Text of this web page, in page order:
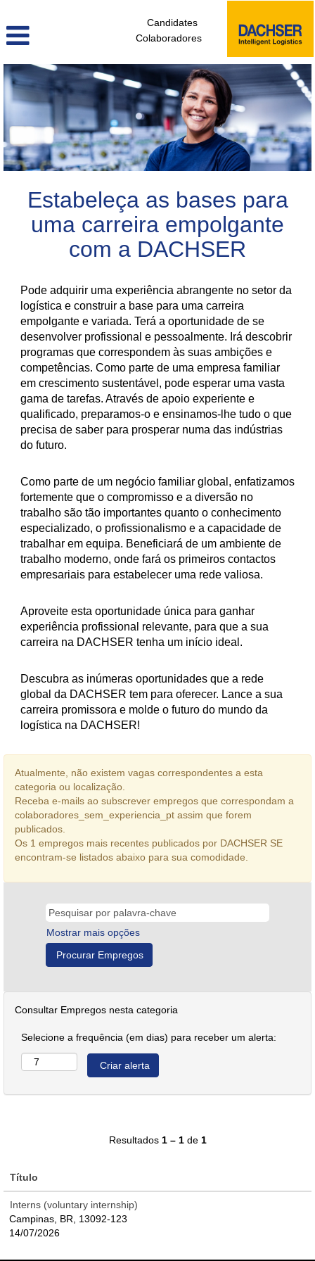
Candidates
Colaboradores
colaboradores_sem_experiencia_pt
Estabeleça as bases para
uma carreira empolgante
com a DACHSER
Pode adquirir uma experiência abrangente no setor da
logística e construir a base para uma carreira
empolgante e variada. Terá a oportunidade de se
desenvolver profissional e pessoalmente. Irá descobrir
programas que correspondem às suas ambições e
competências. Como parte de uma empresa familiar
em crescimento sustentável, pode esperar uma vasta
gama de tarefas. Através de apoio experiente e
qualificado, preparamos-o e ensinamos-lhe tudo o que
precisa de saber para prosperar numa das indústrias
do futuro.
Como parte de um negócio familiar global, enfatizamos
fortemente que o compromisso e a diversão no
trabalho são tão importantes quanto o conhecimento
especializado, o profissionalismo e a capacidade de
trabalhar em equipa. Beneficiará de um ambiente de
trabalho moderno, onde fará os primeiros contactos
empresariais para estabelecer uma rede valiosa.
Aproveite esta oportunidade única para ganhar
experiência profissional relevante, para que a sua
carreira na DACHSER tenha um início ideal.
Descubra as inúmeras oportunidades que a rede
global da DACHSER tem para oferecer. Lance a sua
carreira promissora e molde o futuro do mundo da
logística na DACHSER!
Atualmente, não existem vagas correspondentes a esta
categoria ou localização.
Receba e-mails ao subscrever empregos que correspondam a
colaboradores_sem_experiencia_pt assim que forem
publicados.
Os 1 empregos mais recentes publicados por DACHSER SE
encontram-se listados abaixo para sua comodidade.
Mostrar mais opções
Consultar Empregos nesta categoria
Selecione a frequência (em dias) para receber um alerta:
Resultados 1 – 1de 1
Título
Interns (voluntary internship)
Campinas, BR, 13092-123
14/07/2026